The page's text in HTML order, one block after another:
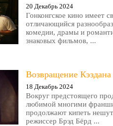
20 Декабрь 2024
Гонконгское кино имеет
отличающийся
комедии, драмы и
знаковых фильмов, ...
Возвращение
18 Декабрь 2024
Вокруг предстоящего
любимой многими
продолжают кипеть
режиссер Брэд Бёрд ...